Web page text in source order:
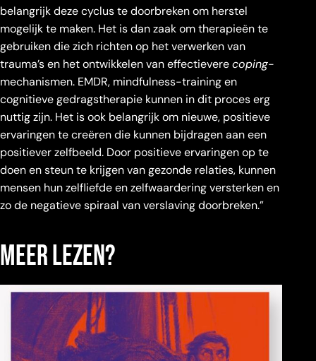
belangrijk deze cyclus te doorbreken om herstel
mogelijk te maken. Het is dan zaak om therapieën te
gebruiken die zich richten op het verwerken van
trauma’s en het ontwikkelen van effectieverecoping-
mechanismen. EMDR, mindfulness-training en
cognitieve gedragstherapie kunnen in dit proces erg
nuttig zijn. Het is ook belangrijk om nieuwe, positieve
ervaringen te creëren die kunnen bijdragen aan een
positiever zelfbeeld. Door positieve ervaringen op te
doen en steun te krijgen van gezonde relaties, kunnen
mensen hun zelfliefde en zelfwaardering versterken en
zo de negatieve spiraal van verslaving doorbreken.”
Meer Lezen?